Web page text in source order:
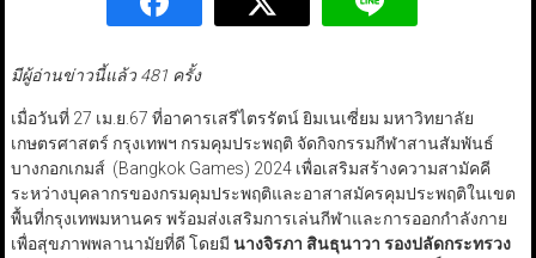
มีผู้อ่านข่าวนี้แล้ว 481 ครั้ง
เมื่อวันที่ 27 เม.ย.67 ที่อาคารเสรีไตรรัตน์ ยิมเนเซี่ยม มหาวิทยาลัย
เกษตรศาสตร์ กรุงเทพฯ กรมคุมประพฤติ จัดกิจกรรมกีฬาสานสัมพันธ์
บางกอกเกมส์ (Bangkok Games) 2024 เพื่อเสริมสร้างความสามัคคี
ระหว่างบุคลากรของกรมคุมประพฤติและอาสาสมัครคุมประพฤติในเขต
พื้นที่กรุงเทพมหานคร พร้อมส่งเสริมการเล่นกีฬาและการออกกำลังกาย
เพื่อสุขภาพพลานามัยที่ดี โดยมี นางจิรภา สินธุนาวา รองปลัดกระทรวง